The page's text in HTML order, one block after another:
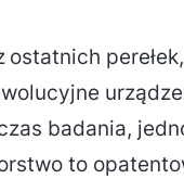
ostatnich
badania,
to